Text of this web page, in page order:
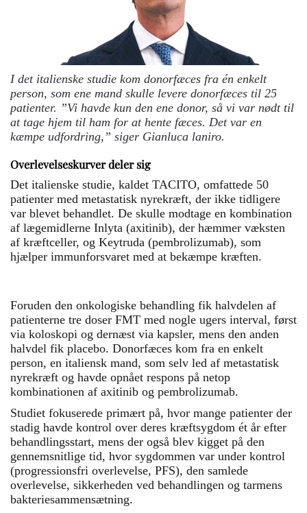
I det italienske studie kom donorfæces fra én enkelt
person, som ene mand skulle levere donorfæces til 25
patienter. ”Vi havde kun den ene donor, så vi var nødt til
at tage hjem til ham for at hente fæces. Det var en
kæmpe udfordring,” siger Gianluca laniro.
Overlevelseskurver deler sig
Det italienske studie, kaldet TACITO, omfattede 50
patienter med metastatisk nyrekræft, der ikke tidligere
var blevet behandlet. De skulle modtage en kombination
af lægemidlerne Inlyta (axitinib), der hæmmer væksten
af kræftceller, og Keytruda (pembrolizumab), som
hjælper immunforsvaret med at bekæmpe kræften.
Foruden den onkologiske behandling fik halvdelen af
patienterne tre doser FMT med nogle ugers interval, først
via koloskopi og dernæst via kapsler, mens den anden
halvdel fik placebo. Donorfæces kom fra en enkelt
person, en italiensk mand, som selv led af metastatisk
nyrekræft og havde opnået respons på netop
kombinationen af axitinib og pembrolizumab.
Studiet fokuserede primært på, hvor mange patienter der
stadig havde kontrol over deres kræftsygdom ét år efter
behandlingsstart, mens der også blev kigget på den
gennemsnitlige tid, hvor sygdommen var under kontrol
(progressionsfri overlevelse, PFS), den samlede
overlevelse, sikkerheden ved behandlingen og tarmens
bakteriesammensætning.